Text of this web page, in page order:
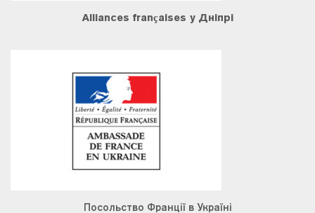
Alliances françaises у Дніпрі
Посольство Франції в Україні